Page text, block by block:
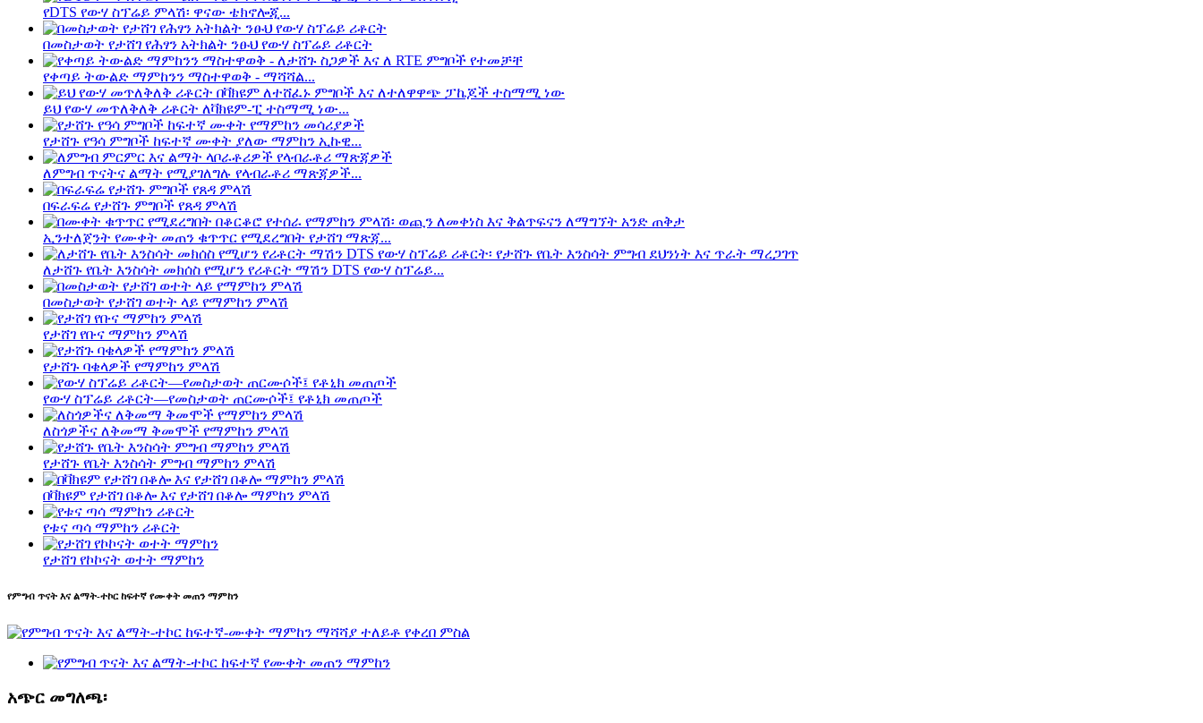
የDTS የውሃ ስፕሬይ ምላሽ፡ ዋናው ቴክኖሎጂ...
በመስታወት የታሸገ የሕፃን አትክልት ንፁህ የውሃ ስፕሬይ ሪቶርት
የቀጣይ ትውልድ ማምከንን ማስተዋወቅ - ማሻሻል...
ይህ የውሃ መጥለቅለቅ ሪቶርት ለቫክዩም-ፒ ተስማሚ ነው...
የታሸጉ የዓሳ ምግቦች ከፍተኛ ሙቀት ያለው ማምከን ኢኩዊ...
ለምግብ ጥናትና ልማት የሚያገለግሉ የላብራቶሪ ማጽጃዎች...
በፍራፍሬ የታሸጉ ምግቦች የጸዳ ምላሽ
ኢንተለጀንት የሙቀት መጠን ቁጥጥር የሚደረግበት የታሸገ ማጽጃ...
ለታሸጉ የቤት እንስሳት መክሰስ የሚሆን የሪቶርት ማሽን DTS የውሃ ስፕሬይ...
በመስታወት የታሸገ ወተት ላይ የማምከን ምላሽ
የታሸገ የቡና ማምከን ምላሽ
የታሸጉ ባቄላዎች የማምከን ምላሽ
የውሃ ስፕሬይ ሪቶርት—የመስታወት ጠርሙሶች፤ የቶኒክ መጠጦች
ለስጎዎችና ለቅመማ ቅመሞች የማምከን ምላሽ
የታሸጉ የቤት እንስሳት ምግብ ማምከን ምላሽ
በቫክዩም የታሸገ በቆሎ እና የታሸገ በቆሎ ማምከን ምላሽ
የቱና ጣሳ ማምከን ሪቶርት
የታሸገ የኮኮናት ወተት ማምከን
የምግብ ጥናት እና ልማት-ተኮር ከፍተኛ የሙቀት መጠን ማምከን
አጭር መግለጫ፡